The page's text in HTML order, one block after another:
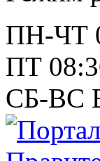
ПН-ЧТ
ПТ
СБ-ВС